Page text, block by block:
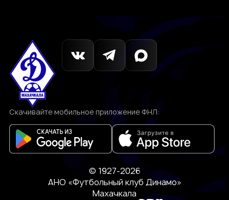
Скачивайте мобильное приложение ФНЛ:
© 1927-2026
АНО «Футбольный клуб Динамо»
Махачкала